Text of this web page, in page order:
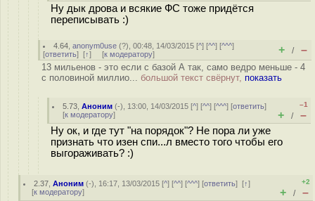
Ну дык дрова и всякие ФС тоже придётся
переписывать :)
4.64 ,anonym0use (?), 00:48, 14/03/2015 [^] [^^] [^^^]
[ответить] [↑] [к модератору] + / –
13 мильенов - это если с базой А так, само ведро меньше - 4
с половиной миллио... большой текст свёрнут, показать
5.73 ,Аноним (-), 13:00, 14/03/2015 [^] [^^] [^^^] [ответить]
[к модератору]
–1
+ / –
Ну ок, и где тут "на порядок"? Не пора ли уже
признать что изен спи...л вместо того чтобы его
выгораживать? :)
2.37 ,Аноним (-), 16:17, 13/03/2015 [^] [^^] [^^^] [ответить][↑]
[к модератору]
+2
+ / –